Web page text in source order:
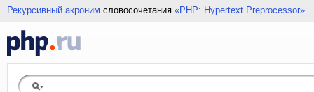
Рекурсивный акроним словосочетания «PHP: Hypertext Preprocessor»